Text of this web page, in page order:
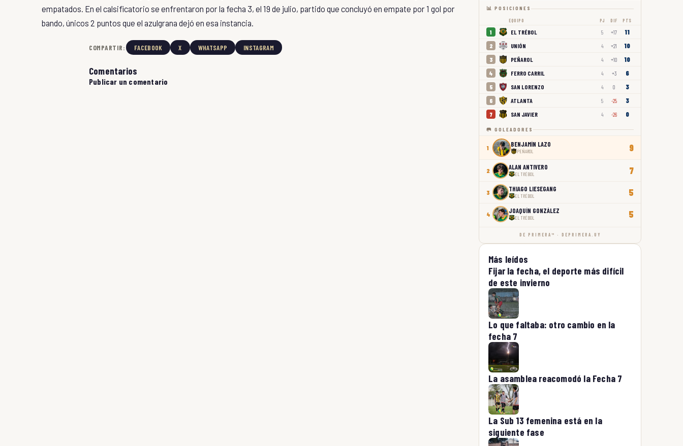
empatados. En el calsificatorio se enfrentaron por la fecha 3, el 19 de julio, partido que concluyó en empate por 1 gol por
bando, únicos 2 puntos que el azulgrana dejó en esa instancia.
COMPARTIR: FACEBOOK X WHATSAPP INSTAGRAM
Comentarios
Publicar un comentario
📊 POSICIONES
EQUIPO PJ DIF PTS
1 EL TRÉBOL 5 +17 11
2 UNIÓN 4 +21 10
3 PEÑAROL 4 +10 10
4 FERRO CARRIL 4 +3 6
5 SAN LORENZO 4 0 3
6 ATLANTA 5 -25 3
7 SAN JAVIER 4 -26 0
🥅 GOLEADORES
1 BENJAMÍN LAZO
PEÑAROL 9
2 ALAN ANTIVERO
EL TRÉBOL 7
3 THIAGO LIESEGANG
EL TRÉBOL 5
4 JOAQUÍN GONZÁLEZ
EL TRÉBOL 5
DE PRIMERA™ · DEPRIMERA.UY
Más leídos
Fijar la fecha, el deporte más difícil
de este invierno
Lo que faltaba: otro cambio en la
fecha 7
La asamblea reacomodó la Fecha 7
La Sub 13 femenina está en la
siguiente fase